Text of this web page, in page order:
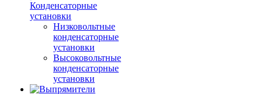
Конденсаторные
установки
Низковольтные
конденсаторные
установки
Высоковольтные
конденсаторные
установки